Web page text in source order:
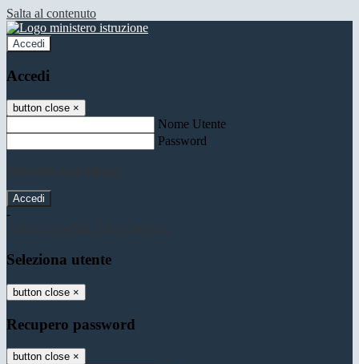
Salta al contenuto
Accedi
Accedi
button close ×
Nome Utente
Password
-
Seleziona utente
button close ×
Recupero password
button close ×